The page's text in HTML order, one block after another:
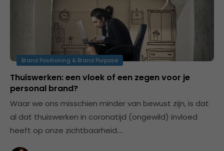
Brand Positioning & Brand Purpose
Thuiswerken: een vloek of een zegen voor je
personal brand?
Waar we ons misschien minder van bewust zijn, is dat
al dat thuiswerken in coronatijd (ongewild) invloed
heeft op onze zichtbaarheid.…